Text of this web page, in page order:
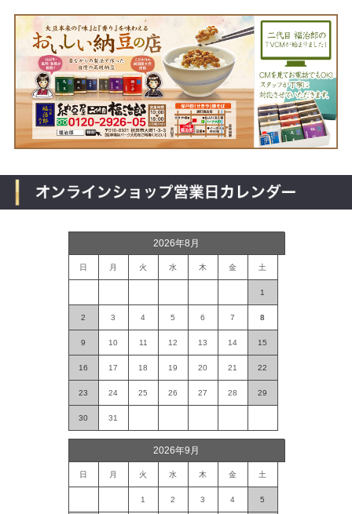
2026年8月
日 月 火 水 木 金 土
1
2 3 4 5 6 7 8
9 10 11 12 13 14 15
16 17 18 19 20 21 22
23 24 25 26 27 28 29
30 31
2026年9月
日 月 火 水 木 金 土
1 2 3 4 5